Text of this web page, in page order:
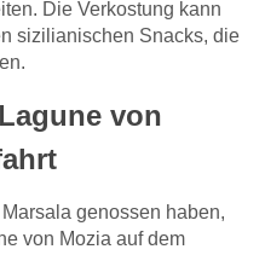
Die Verkostung kann
sizilianischen Snacks, die
von
genossen haben,
von Mozia auf dem